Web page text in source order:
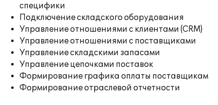
специфики
Подключение складского оборудования
Управление отношениями с клиентами (CRM)
Управление отношениями с поставщиками
Управление складскими запасами
Управление цепочками поставок
Формирование графика оплаты поставщикам
Формирование отраслевой отчетности